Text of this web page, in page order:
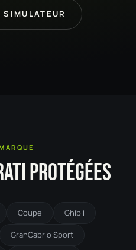
PROTÉGÉES
Coupe Ghibli
GranCabrio Sport